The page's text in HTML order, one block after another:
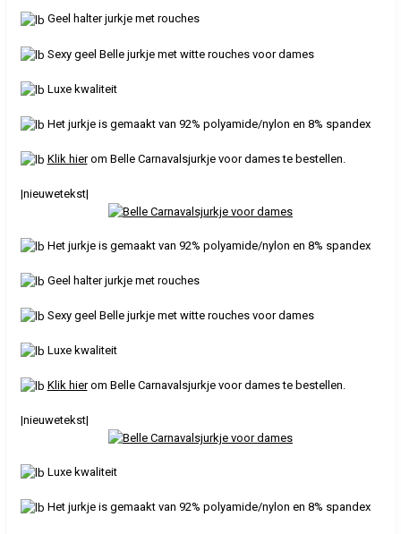
Geel halter jurkje met rouches
Sexy geel Belle jurkje met witte rouches voor dames
Luxe kwaliteit
Het jurkje is gemaakt van 92% polyamide/nylon en 8% spandex
Klik hierom Belle Carnavalsjurkje voor dames te bestellen.
|nieuwetekst|
Het jurkje is gemaakt van 92% polyamide/nylon en 8% spandex
Geel halter jurkje met rouches
Sexy geel Belle jurkje met witte rouches voor dames
Luxe kwaliteit
Klik hierom Belle Carnavalsjurkje voor dames te bestellen.
|nieuwetekst|
Luxe kwaliteit
Het jurkje is gemaakt van 92% polyamide/nylon en 8% spandex